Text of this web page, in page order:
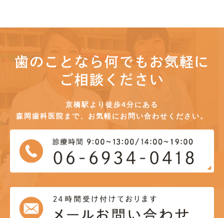
歯のことなら何でもお気軽に
ご相談ください
京橋駅より徒歩4分にある
森岡歯科医院まで、お気軽にお問い合わせください。